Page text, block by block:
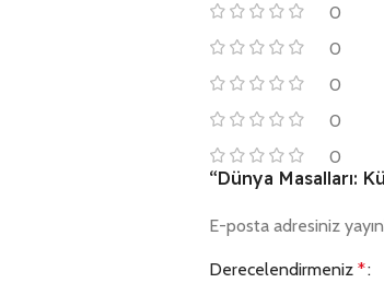
0
0
0
0
0
“Dünya Masalları:
E-posta adresiniz
Derecelendirmeniz *